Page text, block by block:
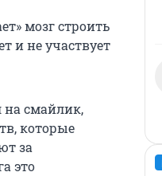
мозг строить
и не участвует
на смайлик,
которые
за
это